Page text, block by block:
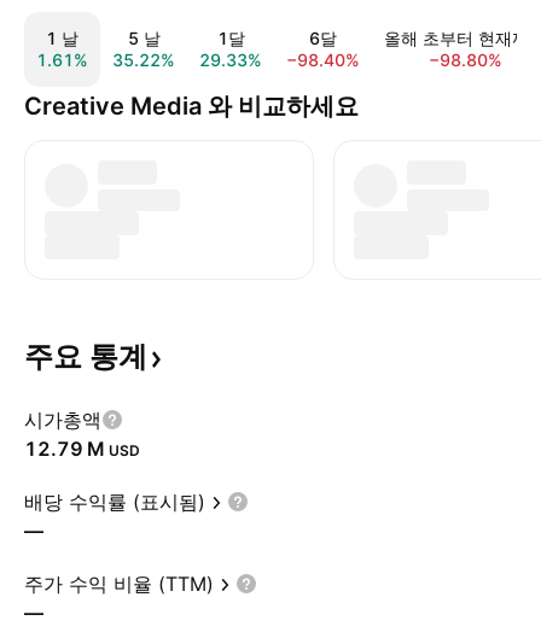
1 날
1.61%
5 날
35.22%
1달
29.33%
6달
−98.40%
올해 초부터 현재까
−98.80%
Creative Media 와 비교하세요
주요 통계
시가총액
‪12.79 M‬ USD
배당 수익률 (표시됨)
—
주가 수익 비율 (TTM)
—